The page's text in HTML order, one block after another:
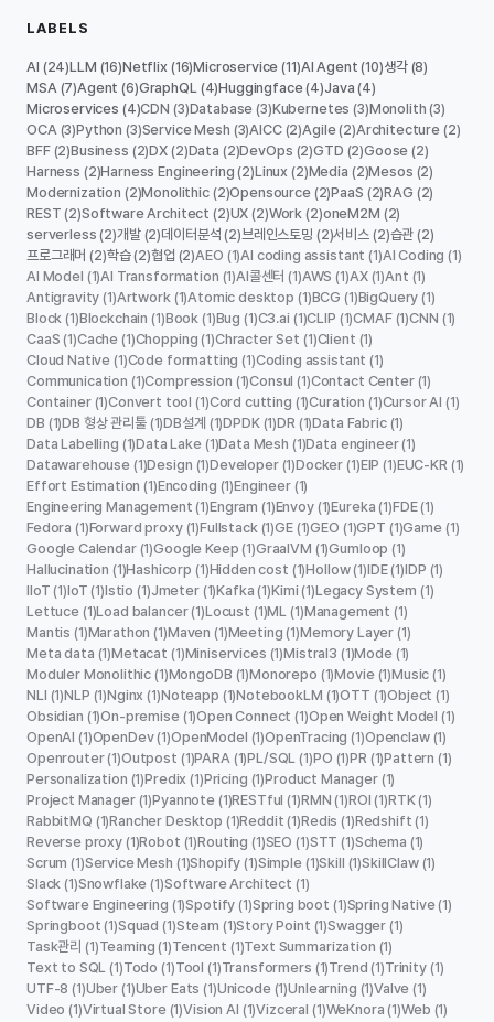
LABELS
AI (24)LLM (16)Netflix (16)Microservice (11)AI Agent (10)생각 (8)
MSA (7)Agent (6)GraphQL (4)Huggingface (4)Java (4)
Microservices (4)CDN (3)Database (3)Kubernetes (3)Monolith (3)
OCA (3)Python (3)Service Mesh (3)AICC (2)Agile (2)Architecture (2)
BFF (2)Business (2)DX (2)Data (2)DevOps (2)GTD (2)Goose (2)
Harness (2)Harness Engineering (2)Linux (2)Media (2)Mesos (2)
Modernization (2)Monolithic (2)Opensource (2)PaaS (2)RAG (2)
REST (2)Software Architect (2)UX (2)Work (2)oneM2M (2)
serverless (2)개발 (2)데이터분석 (2)브레인스토밍 (2)서비스 (2)습관 (2)
프로그래머 (2)학습 (2)협업 (2)AEO (1)AI coding assistant (1)AI Coding (1)
AI Model (1)AI Transformation (1)AI콜센터 (1)AWS (1)AX (1)Ant (1)
Antigravity (1)Artwork (1)Atomic desktop (1)BCG (1)BigQuery (1)
Block (1)Blockchain (1)Book (1)Bug (1)C3.ai (1)CLIP (1)CMAF (1)CNN (1)
CaaS (1)Cache (1)Chopping (1)Chracter Set (1)Client (1)
Cloud Native (1)Code formatting (1)Coding assistant (1)
Communication (1)Compression (1)Consul (1)Contact Center (1)
Container (1)Convert tool (1)Cord cutting (1)Curation (1)Cursor AI (1)
DB (1)DB 형상 관리툴 (1)DB설계 (1)DPDK (1)DR (1)Data Fabric (1)
Data Labelling (1)Data Lake (1)Data Mesh (1)Data engineer (1)
Datawarehouse (1)Design (1)Developer (1)Docker (1)EIP (1)EUC-KR (1)
Effort Estimation (1)Encoding (1)Engineer (1)
Engineering Management (1)Engram (1)Envoy (1)Eureka (1)FDE (1)
Fedora (1)Forward proxy (1)Fullstack (1)GE (1)GEO (1)GPT (1)Game (1)
Google Calendar (1)Google Keep (1)GraalVM (1)Gumloop (1)
Hallucination (1)Hashicorp (1)Hidden cost (1)Hollow (1)IDE (1)IDP (1)
IIoT (1)IoT (1)Istio (1)Jmeter (1)Kafka (1)Kimi (1)Legacy System (1)
Lettuce (1)Load balancer (1)Locust (1)ML (1)Management (1)
Mantis (1)Marathon (1)Maven (1)Meeting (1)Memory Layer (1)
Meta data (1)Metacat (1)Miniservices (1)Mistral3 (1)Mode (1)
Moduler Monolithic (1)MongoDB (1)Monorepo (1)Movie (1)Music (1)
NLI (1)NLP (1)Nginx (1)Noteapp (1)NotebookLM (1)OTT (1)Object (1)
Obsidian (1)On-premise (1)Open Connect (1)Open Weight Model (1)
OpenAI (1)OpenDev (1)OpenModel (1)OpenTracing (1)Openclaw (1)
Openrouter (1)Outpost (1)PARA (1)PL/SQL (1)PO (1)PR (1)Pattern (1)
Personalization (1)Predix (1)Pricing (1)Product Manager (1)
Project Manager (1)Pyannote (1)RESTful (1)RMN (1)ROI (1)RTK (1)
RabbitMQ (1)Rancher Desktop (1)Reddit (1)Redis (1)Redshift (1)
Reverse proxy (1)Robot (1)Routing (1)SEO (1)STT (1)Schema (1)
Scrum (1)Service Mesh (1)Shopify (1)Simple (1)Skill (1)SkillClaw (1)
Slack (1)Snowflake (1)Software Architect (1)
Software Engineering (1)Spotify (1)Spring boot (1)Spring Native (1)
Springboot (1)Squad (1)Steam (1)Story Point (1)Swagger (1)
Task관리 (1)Teaming (1)Tencent (1)Text Summarization (1)
Text to SQL (1)Todo (1)Tool (1)Transformers (1)Trend (1)Trinity (1)
UTF-8 (1)Uber (1)Uber Eats (1)Unicode (1)Unlearning (1)Valve (1)
Video (1)Virtual Store (1)Vision AI (1)Vizceral (1)WeKnora (1)Web (1)